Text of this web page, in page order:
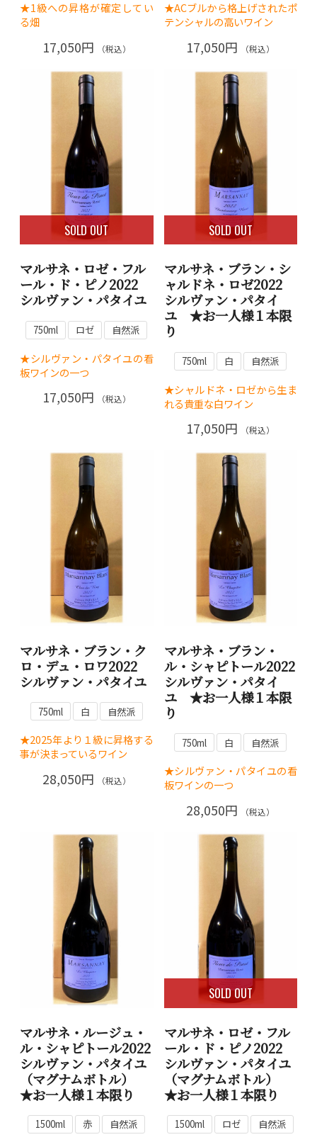
★1級への昇格が確定してい
る畑
17,050円 （税込）
★ACブルから格上げされたポ
テンシャルの高いワイン
17,050円 （税込）
SOLD OUT
マルサネ・ロゼ・フル
ール・ド・ピノ2022
シルヴァン・パタイユ
750ml ロゼ 自然派
★シルヴァン・パタイユの看
板ワインの一つ
17,050円 （税込）
SOLD OUT
マルサネ・ブラン・シ
ャルドネ・ロゼ2022
シルヴァン・パタイ
ユ ★お一人様１本限
り
750ml 白 自然派
★シャルドネ・ロゼから生ま
れる貴重な白ワイン
17,050円 （税込）
マルサネ・ブラン・ク
ロ・デュ・ロワ2022
シルヴァン・パタイユ
750ml 白 自然派
★2025年より１級に昇格する
事が決まっているワイン
28,050円 （税込）
マルサネ・ブラン・
ル・シャピトール2022
シルヴァン・パタイ
ユ ★お一人様１本限
り
750ml 白 自然派
★シルヴァン・パタイユの看
板ワインの一つ
28,050円 （税込）
マルサネ・ルージュ・
ル・シャピトール2022
シルヴァン・パタイユ
（マグナムボトル）
★お一人様１本限り
1500ml 赤 自然派
SOLD OUT
マルサネ・ロゼ・フル
ール・ド・ピノ2022
シルヴァン・パタイユ
（マグナムボトル）
★お一人様１本限り
1500ml ロゼ 自然派